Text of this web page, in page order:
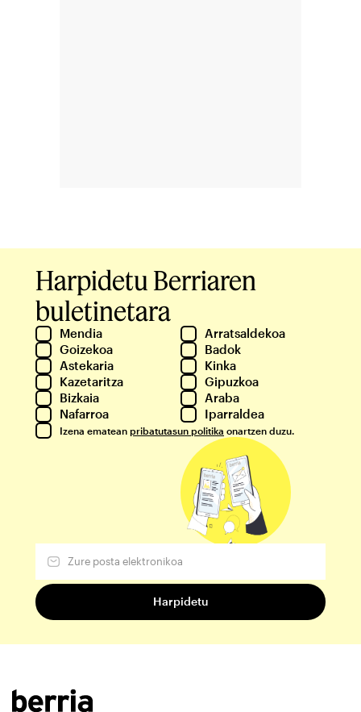
Harpidetu Berriaren
buletinetara
Mendia
Arratsaldekoa
Goizekoa
Badok
Astekaria
Kinka
Kazetaritza
Gipuzkoa
Bizkaia
Araba
Nafarroa
Iparraldea
Izena ematean pribatutasun politika onartzen duzu.